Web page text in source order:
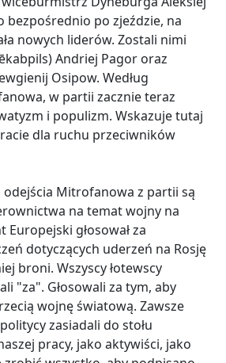
bezpośrednio po zjeździe, na
nowych liderów. Zostali nimi
Andriej Pagor oraz
Osipow. Według
w partii zacznie teraz
i populizm. Wskazuje tutaj
dla ruchu przeciwników
Mitrofanowa z partii są
na temat wojny na
głosował za
dotyczących uderzeń na Rosję
broni. Wszyscy łotewscy
"za". Głosowali za tym, aby
wojnę światową. Zawsze
zasiadali do stołu
pracy, jako aktywiści, jako